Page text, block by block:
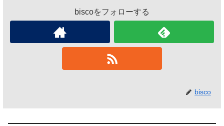
biscoをフォローする
bisco